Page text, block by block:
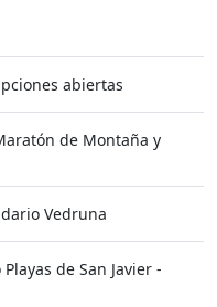
abiertas
de Montaña y
Vedruna
de San Javier -